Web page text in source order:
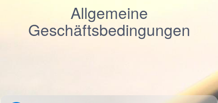
Allgemeine
Geschäftsbedingungen